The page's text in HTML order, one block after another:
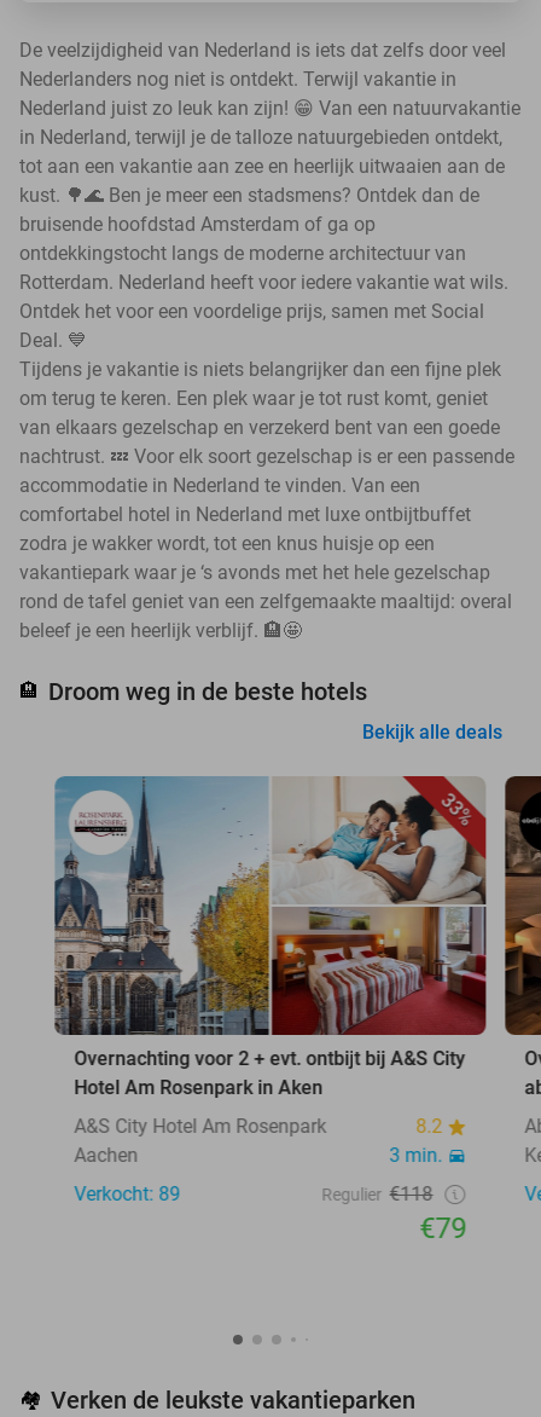
De veelzijdigheid van Nederland is iets dat zelfs door veel
Nederlanders nog niet is ontdekt. Terwijl vakantie in
Nederland juist zo leuk kan zijn! 😁 Van een natuurvakantie
in Nederland, terwijl je de talloze natuurgebieden ontdekt,
tot aan een vakantie aan zee en heerlijk uitwaaien aan de
kust. 🌳🌊 Ben je meer een stadsmens? Ontdek dan de
bruisende hoofdstad Amsterdam of ga op
ontdekkingstocht langs de moderne architectuur van
Rotterdam. Nederland heeft voor iedere vakantie wat wils.
Ontdek het voor een voordelige prijs, samen met Social
Deal. 💙
Tijdens je vakantie is niets belangrijker dan een fijne plek
om terug te keren. Een plek waar je tot rust komt, geniet
van elkaars gezelschap en verzekerd bent van een goede
nachtrust. 💤 Voor elk soort gezelschap is er een passende
accommodatie in Nederland te vinden. Van een
comfortabel hotel in Nederland met luxe ontbijtbuffet
zodra je wakker wordt, tot een knus huisje op een
vakantiepark waar je ‘s avonds met het hele gezelschap
rond de tafel geniet van een zelfgemaakte maaltijd: overal
beleef je een heerlijk verblijf. 🏨🤩
🏨 Droom weg in de beste hotels
Bekijk alle deals
33%
Overnachting voor 2 + evt. ontbijt bij A&S City
Hotel Am Rosenpark in Aken
A&S City Hotel Am Rosenpark
8.2
Aachen
3 min.
Verkocht: 89
Regulier €118
€79
🏘️ Verken de leukste vakantieparken